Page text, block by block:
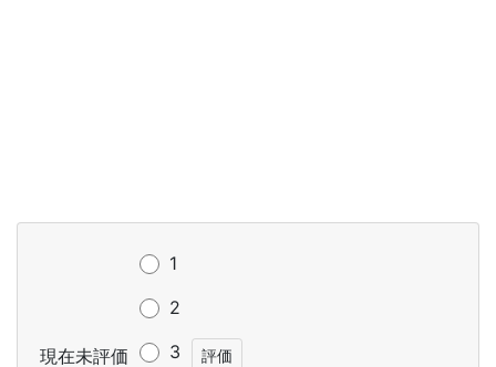
現在未評価
1
2
3